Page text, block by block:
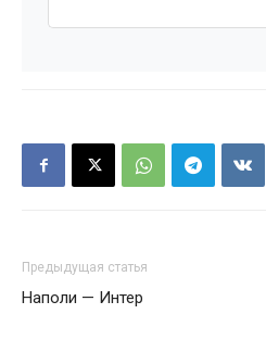
Предыдущая статья
Наполи — Интер